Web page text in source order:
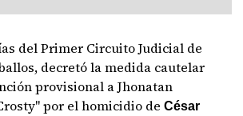
del Primer Circuito Judicial de
decretó la medida cautelar
provisional a Jhonatan
por el homicidio de César